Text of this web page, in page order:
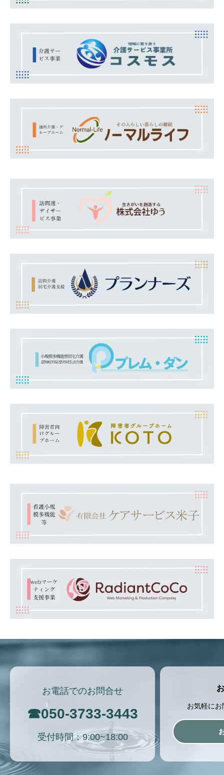
お電話でのお問合せ
☎050-3733-3443
受付時間：9:00~18:00
お気軽に